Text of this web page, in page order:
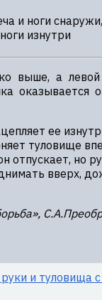
выше, а
оказывается
ее
туловище
отпускает, но
вверх,
и туловища